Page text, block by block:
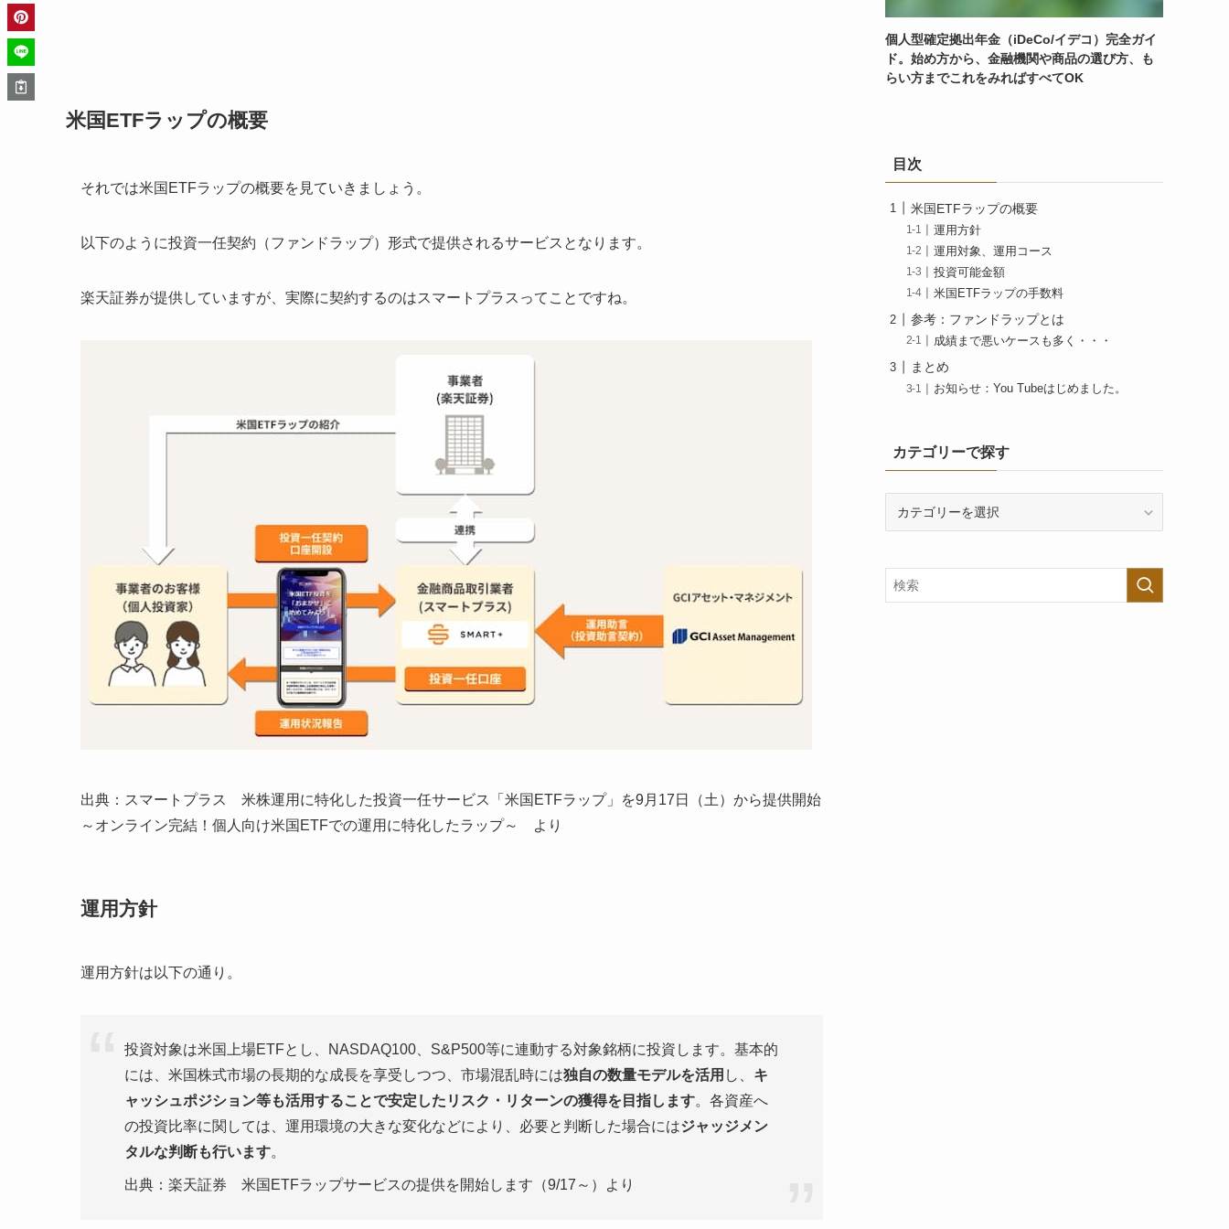
米国ETFラップの概要
それでは米国ETFラップの概要を見ていきましょう。
以下のように投資一任契約（ファンドラップ）形式で提供されるサービスとなります。
楽天証券が提供していますが、実際に契約するのはスマートプラスってことですね。
出典：スマートプラス 米株運用に特化した投資一任サービス「米国ETFラップ」を9月17日（土）から提供開始
～オンライン完結！個人向け米国ETFでの運用に特化したラップ～ より
運用方針
運用方針は以下の通り。
投資対象は米国上場ETFとし、NASDAQ100、S&P500等に連動する対象銘柄に投資します。基本的
には、米国株式市場の長期的な成長を享受しつつ、市場混乱時には独自の数量モデルを活用 し、 キ
ャッシュポジション等も活用することで安定したリスク・リターンの獲得を目指します。各資産へ
の投資比率に関しては、運用環境の大きな変化などにより、必要と判断した場合にはジャッジメン
タルな判断も行います。
出典：楽天証券 米国ETFラップサービスの提供を開始します（9/17～）より
個人型確定拠出年金（iDeCo/イデコ）完全ガイ
ド。始め方から、金融機関や商品の選び方、も
らい方までこれをみればすべてOK
目次
米国ETFラップの概要
運用方針
運用対象、運用コース
投資可能金額
米国ETFラップの手数料
参考：ファンドラップとは
成績まで悪いケースも多く・・・
まとめ
お知らせ：You Tubeはじめました。
カテゴリーで探す
ー
で